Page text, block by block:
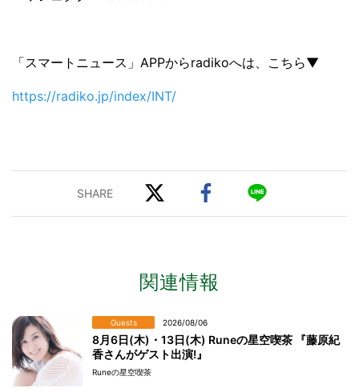
「スマートニュース」APPからradikoへは、こちら▼
https://radiko.jp/index/INT/
関連情報
Guests 2026/08/06
8月6日(木)・13日(木) Runeの星空喫茶 『藤原紀
香さんがゲスト出演!』
Runeの星空喫茶